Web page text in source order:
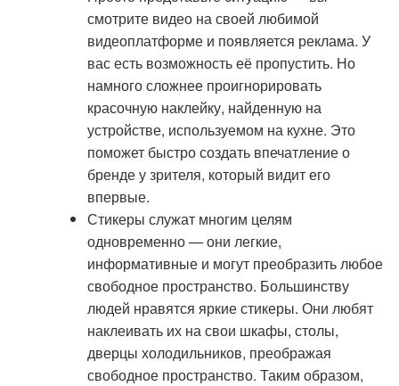
смотрите видео на своей любимой
видеоплатформе и появляется реклама. У
вас есть возможность её пропустить. Но
намного сложнее проигнорировать
красочную наклейку, найденную на
устройстве, используемом на кухне. Это
поможет быстро создать впечатление о
бренде у зрителя, который видит его
впервые.
Стикеры служат многим целям
одновременно — они легкие,
информативные и могут преобразить любое
свободное пространство. Большинству
людей нравятся яркие стикеры. Они любят
наклеивать их на свои шкафы, столы,
дверцы холодильников, преображая
свободное пространство. Таким образом,